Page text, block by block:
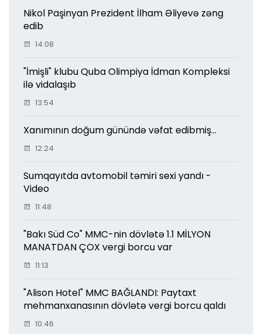
Nikol Paşinyan Prezident İlham Əliyevə zəng
edib
14:08
"İmişli" klubu Quba Olimpiya İdman Kompleksi
ilə vidalaşıb
13:54
Xanımının doğum günündə vəfat edibmiş...
12:24
Sumqayıtda avtomobil təmiri sexi yandı -
Video
11:48
"Bakı Süd Co" MMC-nin dövlətə 1.1 MİLYON
MANATDAN ÇOX vergi borcu var
11:13
"Alison Hotel" MMC BAĞLANDI: Paytaxt
mehmanxanasının dövlətə vergi borcu qaldı
10:46